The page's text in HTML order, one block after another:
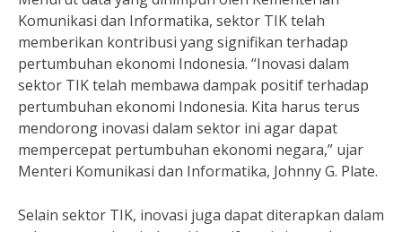
Komunikasi dan Informatika, sektor TIK telah
memberikan kontribusi yang signifikan terhadap
pertumbuhan ekonomi Indonesia. “Inovasi dalam
sektor TIK telah membawa dampak positif terhadap
pertumbuhan ekonomi Indonesia. Kita harus terus
mendorong inovasi dalam sektor ini agar dapat
mempercepat pertumbuhan ekonomi negara,” ujar
Menteri Komunikasi dan Informatika, Johnny G. Plate.
Selain sektor TIK, inovasi juga dapat diterapkan dalam